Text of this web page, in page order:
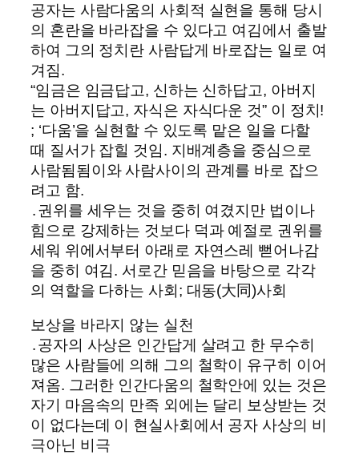
공자는 사람다움의 사회적 실현을 통해 당시
의 혼란을 바라잡을 수 있다고 여김에서 출발
하여 그의 정치란 사람답게 바로잡는 일로 여
겨짐.
“임금은 임금답고, 신하는 신하답고, 아버지
는 아버지답고, 자식은 자식다운 것” 이 정치!
; ‘다움’을 실현할 수 있도록 맡은 일을 다할
때 질서가 잡힐 것임. 지배계층을 중심으로
사람됨됨이와 사람사이의 관계를 바로 잡으
려고 함.
․권위를 세우는 것을 중히 여겼지만 법이나
힘으로 강제하는 것보다 덕과 예절로 권위를
세워 위에서부터 아래로 자연스레 뻗어나감
을 중히 여김. 서로간 믿음을 바탕으로 각각
의 역할을 다하는 사회; 대동(大同)사회
보상을 바라지 않는 실천
․공자의 사상은 인간답게 살려고 한 무수히
많은 사람들에 의해 그의 철학이 유구히 이어
져옴. 그러한 인간다움의 철학안에 있는 것은
자기 마음속의 만족 외에는 달리 보상받는 것
이 없다는데 이 현실사회에서 공자 사상의 비
극아닌 비극